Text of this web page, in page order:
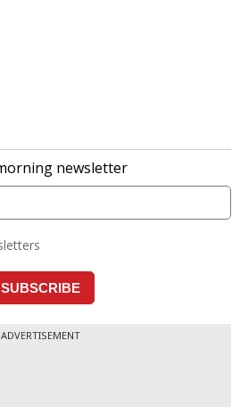
ADVERTISEMENT